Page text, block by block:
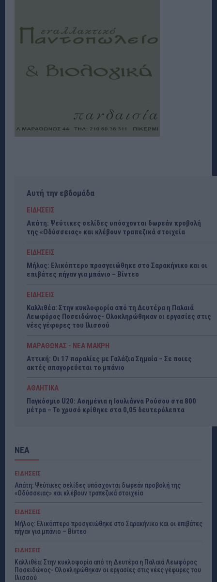
Αυτή την εβδομάδα
ΕΙΔΗΣΕΙΣ
Απάτη: Ψεύτικες σελίδες υπόσχονται δωρεάν προβολή
της «Οδύσσειας» και κλέβουν τραπεζικά στοιχεία
ΕΙΔΗΣΕΙΣ
Μήλος: Ελικόπτερο προσγειώθηκε στο Σαρακήνικο και οι
επιβάτες πήγαν για μπάνιο – Βίντεο
ΕΙΔΗΣΕΙΣ
Καλλιθέα: Στην κυκλοφορία από τη Δευτέρα η Παλαιά
Λεωφόρος Ποσειδώνος- Ολοκληρώθηκαν οι εργασίες στις
νέες γέφυρες του Ιλισσού
ΜΑΡΑΘΩΝΑΣ - ΝΕΑ ΜΑΚΡΗ
Αττική: Οι 17 παραλίες με Γαλάζια Σημαία – Σε ποιες
ακτές απαγορεύεται το μπάνιο
ΑΘΛΗΤΙΚΑ
Παγκόσμιο U20: Ασημένια η Ιουλιάννα Ρούσου στα 800
μέτρα – Το χρυσό κρίθηκε στα 0,05 δευτερόλεπτα
ΝΕΑ
ΕΙΔΗΣΕΙΣ
Απάτη: Ψεύτικες σελίδες υπόσχονται δωρεάν προβολή της
«Οδύσσειας» και κλέβουν τραπεζικά στοιχεία
ΕΙΔΗΣΕΙΣ
Μήλος: Ελικόπτερο προσγειώθηκε στο Σαρακήνικο και οι επιβάτες
πήγαν για μπάνιο – Βίντεο
ΕΙΔΗΣΕΙΣ
Καλλιθέα: Στην κυκλοφορία από τη Δευτέρα η Παλαιά Λεωφόρος
Ποσειδώνος- Ολοκληρώθηκαν οι εργασίες στις νέες γέφυρες του
Ιλισσού